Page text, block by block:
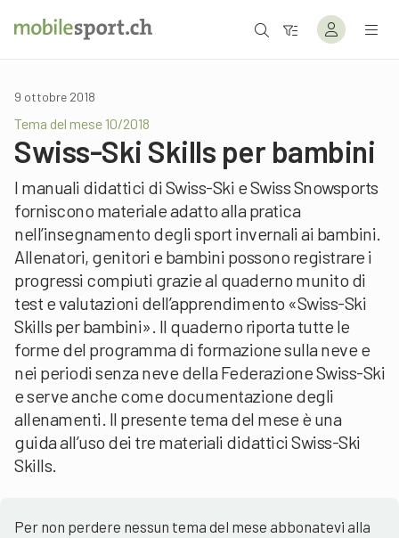
9 ottobre 2018
Tema del mese 10/2018
Swiss-Ski Skills per bambini
I manuali didattici di Swiss-Ski e Swiss Snowsports
forniscono materiale adatto alla pratica
nell’insegnamento degli sport invernali ai bambini.
Allenatori, genitori e bambini possono registrare i
progressi compiuti grazie al quaderno munito di
test e valutazioni dell’apprendimento «Swiss-Ski
Skills per bambini». Il quaderno riporta tutte le
forme del programma di formazione sulla neve e
nei periodi senza neve della Federazione Swiss-Ski
e serve anche come documentazione degli
allenamenti. Il presente tema del mese è una
guida all’uso dei tre materiali didattici Swiss-Ski
Skills.
Per non perdere nessun tema del mese abbonatevi alla